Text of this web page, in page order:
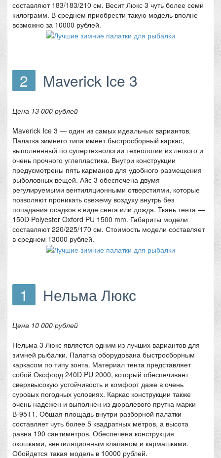
составляют 183/183/210 см. Весит Люкс 3 чуть более семи
килограмм. В среднем приобрести такую модель вполне
возможно за 10000 рублей.
2 Maverick Ice 3
Цена 13 000 рублей
Maverick Ice 3 — один из самых идеальных вариантов.
Палатка зимнего типа имеет быстросборный каркас,
выполненный по супертехнологии технологии из легкого и
очень прочного углепластика. Внутри конструкции
предусмотрены пять карманов для удобного размещения
рыболовных вещей. Айс 3 обеспечена двумя
регулируемыми вентиляционными отверстиями, которые
позволяют проникать свежему воздуху внутрь без
попадания осадков в виде снега или дождя. Ткань тента —
150D Polyester Oxford PU 1500 mm. Габариты модели
составляют 220/225/170 см. Стоимость модели составляет
в среднем 13000 рублей.
1 Нельма Люкс
Цена 10 000 рублей
Нельма 3 Люкс является одним из лучших вариантов для
зимней рыбалки. Палатка оборудована быстросборным
каркасом по типу зонта. Материал тента представляет
собой Оксфорд 240D PU 2000, который обеспечивает
сверхвысокую устойчивость и комфорт даже в очень
суровых погодных условиях. Каркас конструкции также
очень надежен и выполнен из дюралевого прутка марки
В-95Т1. Общая площадь внутри разборной палатки
составляет чуть более 5 квадратных метров, а высота
равна 190 сантиметров. Обеспечена конструкция
окошками, вентиляционным клапаном и кармашками.
Обойдется такая модель в 10000 рублей.